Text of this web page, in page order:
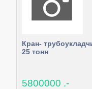
Кран-
25 тонн
5800000 .-